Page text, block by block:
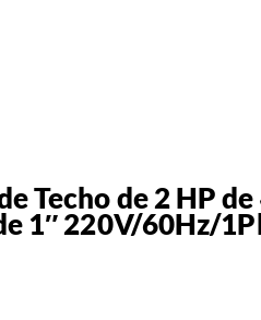
Techo de 2 HP de
1″ 220V/60Hz/